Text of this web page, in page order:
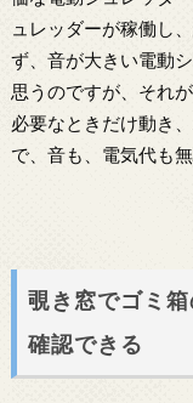
ュレッダーが稼働し
ず、音が大きい電動
思うのですが、それ
必要なときだけ動き
で、音も、電気代も
覗き窓でゴミ
確認できる